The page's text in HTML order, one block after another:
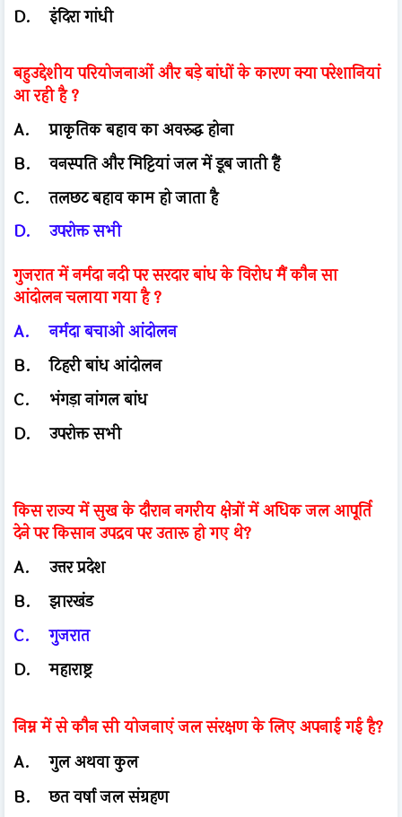
D. इंदिरा गांधी
बहुउद्देशीय परियोजनाओं और बड़े बांधों के कारण क्या परेशानियां
आ रही है ?
A.
प्राकृतिक बहाव का अवरुद्ध होना
B.
वनस्पति और मिट्टियां जल में डूब जाती हैं
C.
तलछट बहाव काम हो जाता है
D.
उपरोक्त सभी
गुजरात में नर्मदा नदी पर सरदार बांध के विरोध मैं कौन सा
आंदोलन चलाया गया है ?
A.
नर्मदा बचाओ आंदोलन
B.
टिहरी बांध आंदोलन
C.
भंगड़ा नांगल बांध
D.
उपरोक्त सभी
किस राज्य में सुख के दौरान नगरीय क्षेत्रों में अधिक जल आपूर्ति
देने पर किसान उपद्रव पर उतारू हो गए थे?
A.
उत्तर प्रदेश
B.
झारखंड
C.
गुजरात
D.
महाराष्ट्र
निम्न में से कौन सी योजनाएं जल संरक्षण के लिए अपनाई गई है?
A.
गुल अथवा कुल
B.
छत वर्षा जल संग्रहण